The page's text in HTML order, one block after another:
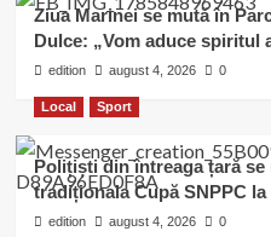
Ziua Marinei se mută în
Dulce: „Vom aduce spiritul
edition august 4, 2026 0
Local Sport
Polițiști din întreaga țară
tradiționala Cupă SNPPC
edition august 4, 2026 0